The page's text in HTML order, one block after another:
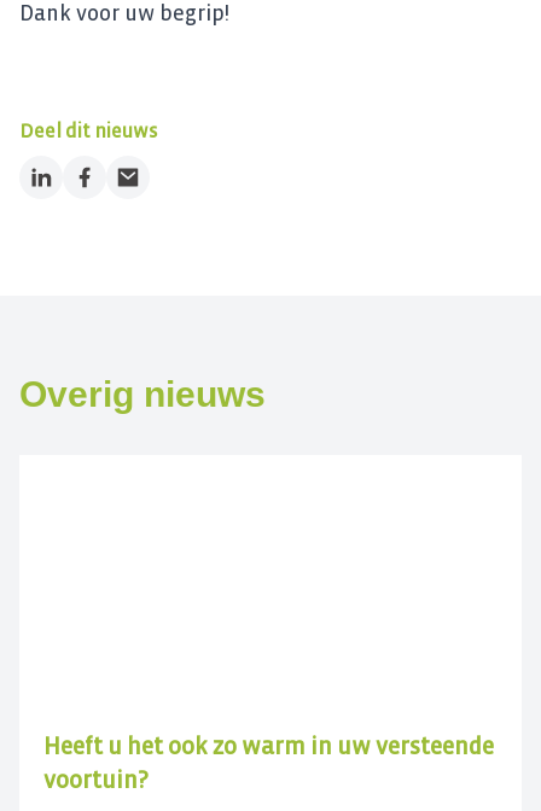
Dank voor uw begrip!
Deel dit nieuws
LinkedInFacebook
Email
Overig nieuws
Heeft u het ook zo warm in uw versteende
voortuin?